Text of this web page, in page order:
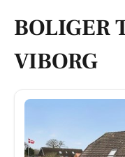
BOLIGER
VIBORG